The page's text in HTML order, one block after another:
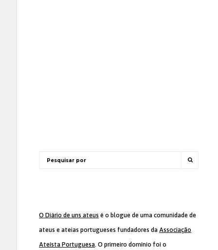
O Diário de uns ateus é o blogue de uma comunidade de
ateus e ateias portugueses fundadores da Associação
Ateísta Portuguesa. O primeiro domínio foi o